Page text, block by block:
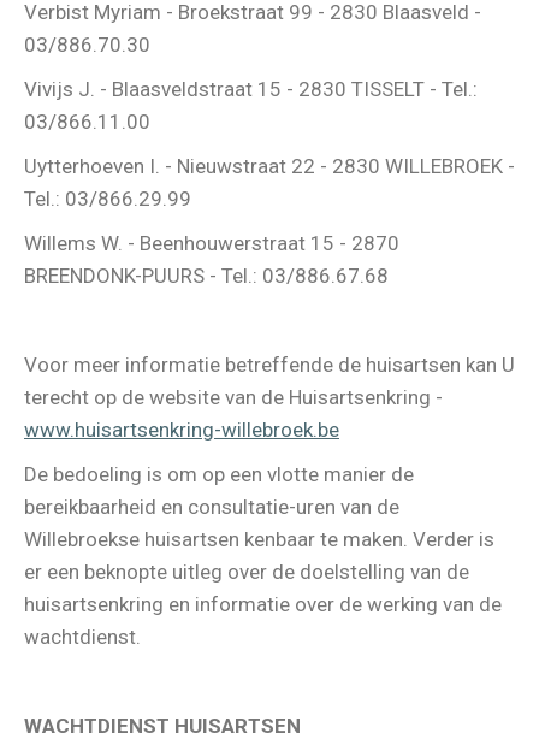
Verbist Myriam - Broekstraat 99 - 2830 Blaasveld -
03/886.70.30
Vivijs J. - Blaasveldstraat 15 - 2830 TISSELT - Tel.:
03/866.11.00
Uytterhoeven I. - Nieuwstraat 22 - 2830 WILLEBROEK -
Tel.: 03/866.29.99
Willems W. - Beenhouwerstraat 15 - 2870
BREENDONK-PUURS - Tel.: 03/886.67.68
Voor meer informatie betreffende de huisartsen kan U
terecht op de website van de Huisartsenkring -
www.huisartsenkring-willebroek.be
De bedoeling is om op een vlotte manier de
bereikbaarheid en consultatie-uren van de
Willebroekse huisartsen kenbaar te maken. Verder is
er een beknopte uitleg over de doelstelling van de
huisartsenkring en informatie over de werking van de
wachtdienst.
WACHTDIENST HUISARTSEN